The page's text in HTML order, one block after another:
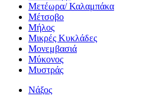
Μετέωρα/ Καλαμπάκα
Μέτσοβο
Μήλος
Μικρές Κυκλάδες
Μονεμβασιά
Μύκονος
Μυστράς
Νάξος